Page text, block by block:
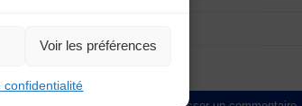
Voir les préférences
confidentialité